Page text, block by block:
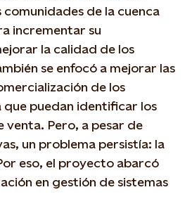
de la cuenca
incrementar su
la calidad de los
se enfocó a mejorar las
de los
puedan identificar los
venta. Pero, a pesar de
un problema persistía: la
eso, el proyecto abarcó
en gestión de sistemas